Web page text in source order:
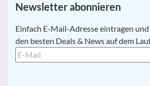
Newsletter abonnieren
E-
Mail *
Einfach E-Mail-Adresse eintragen
den besten Deals & News auf dem